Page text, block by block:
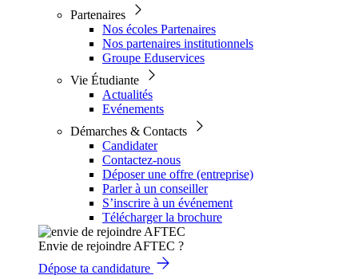
Partenaires
Nos écoles Partenaires
Nos partenaires institutionnels
Groupe Eduservices
Vie Étudiante
Actualités
Evénements
Démarches & Contacts
Candidater
Contactez-nous
Déposer une offre (entreprise)
Parler à un conseiller
S’inscrire à un événement
Télécharger la brochure
Envie de rejoindre AFTEC ?
Dépose ta candidature